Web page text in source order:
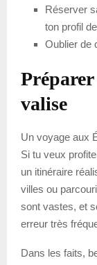
Réserver
ton profil
Oublier de
valise
Un voyage aux
Si tu veux
un itinéraire
villes ou
sont vastes, et
erreur très
Dans les faits,